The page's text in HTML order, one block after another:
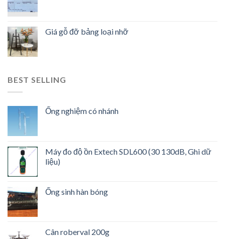
Giá gỗ đỡ bảng loại nhỡ
BEST SELLING
Ống nghiệm có nhánh
Máy đo độ ồn Extech SDL600 (30 130dB, Ghi dữ
liệu)
Ống sinh hàn bóng
Cân roberval 200g